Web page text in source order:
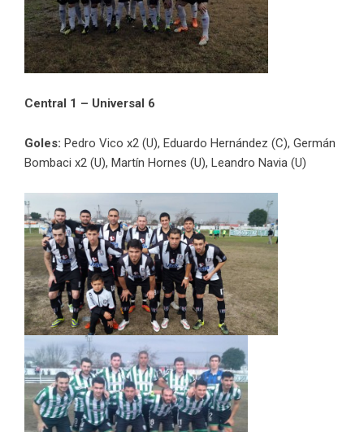
Central 1 – Universal 6
Goles: Pedro Vico x2 (U), Eduardo Hernández (C), Germán
Bombaci x2 (U), Martín Hornes (U), Leandro Navia (U)